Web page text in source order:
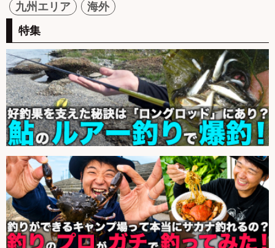
九州エリア
海外
特集